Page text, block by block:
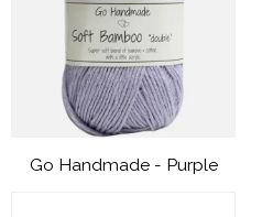
Go Handmade - Purple